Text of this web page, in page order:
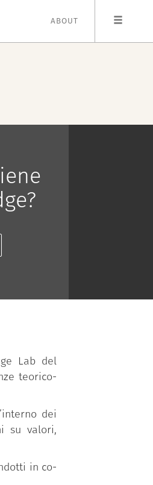
ABOUT
Lab del
teorico-
dei
su valori,
in co-